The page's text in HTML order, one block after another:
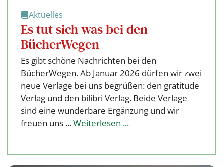
Aktuelles
Es tut sich was bei den
BücherWegen
Es gibt schöne Nachrichten bei den
BücherWegen. Ab Januar 2026 dürfen wir zwei
neue Verlage bei uns begrüßen: den gratitude
Verlag und den bilibri Verlag. Beide Verlage
sind eine wunderbare Ergänzung und wir
freuen uns ...Weiterlesen ...